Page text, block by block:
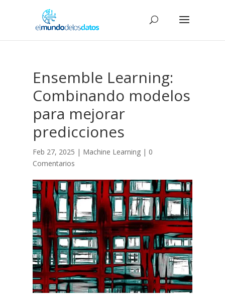
Ensemble Learning:
Combinando modelos
para mejorar
predicciones
Feb 27, 2025 | Machine Learning| 0
Comentarios